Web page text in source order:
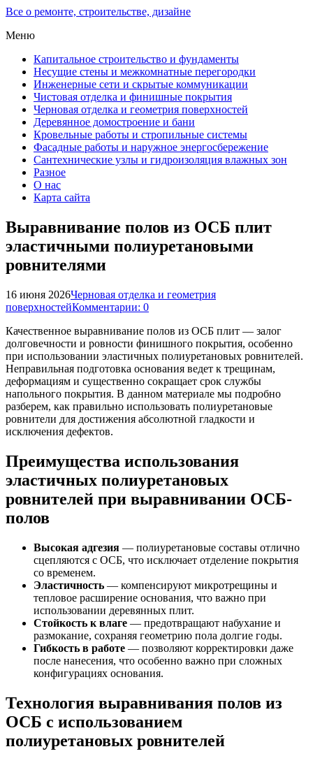
Все о ремонте, строительстве, дизайне
Меню
Капитальное строительство и фундаменты
Несущие стены и межкомнатные перегородки
Инженерные сети и скрытые коммуникации
Чистовая отделка и финишные покрытия
Черновая отделка и геометрия поверхностей
Деревянное домостроение и бани
Кровельные работы и стропильные системы
Фасадные работы и наружное энергосбережение
Сантехнические узлы и гидроизоляция влажных зон
Разное
О нас
Карта сайта
Выравнивание полов из ОСБ плит
эластичными полиуретановыми
ровнителями
16 июня 2026Черновая отделка и геометрия
поверхностейКомментарии: 0
Качественное выравнивание полов из ОСБ плит — залог
долговечности и ровности финишного покрытия, особенно
при использовании эластичных полиуретановых ровнителей.
Неправильная подготовка основания ведет к трещинам,
деформациям и существенно сокращает срок службы
напольного покрытия. В данном материале мы подробно
разберем, как правильно использовать полиуретановые
ровнители для достижения абсолютной гладкости и
исключения дефектов.
Преимущества использования
эластичных полиуретановых
ровнителей при выравнивании ОСБ-
полов
Высокая адгезия — полиуретановые составы отлично
сцепляются с ОСБ, что исключает отделение покрытия
со временем.
Эластичность — компенсируют микротрещины и
тепловое расширение основания, что важно при
использовании деревянных плит.
Стойкость к влаге — предотвращают набухание и
размокание, сохраняя геометрию пола долгие годы.
Гибкость в работе — позволяют корректировки даже
после нанесения, что особенно важно при сложных
конфигурациях основания.
Технология выравнивания полов из
ОСБ с использованием
полиуретановых ровнителей